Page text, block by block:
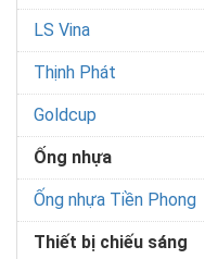
LS Vina
Thịnh Phát
Goldcup
Ống nhựa
Ống nhựa Tiền Phong
Thiết bị chiếu sáng